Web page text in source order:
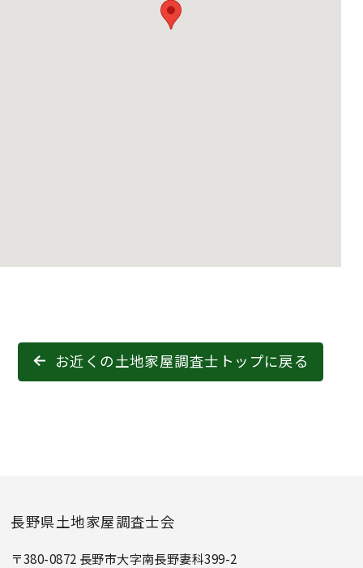
お近くの土地家屋調査士トップに戻る
長野県土地家屋調査士会
〒380-0872 長野市大字南長野妻科399-2